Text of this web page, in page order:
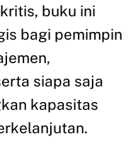
buku ini
bagi pemimpin
siapa saja
kapasitas